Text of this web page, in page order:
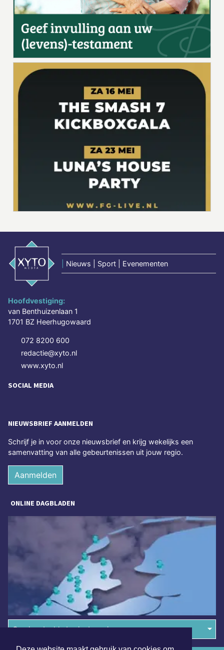
Nieuws | Sport | Evenementen
Hoofdvestiging:
van Benthuizenlaan 1
1701 BZ Heerhugowaard
072 8200 600
redactie@xyto.nl
www.xyto.nl
SOCIAL MEDIA
NIEUWSBRIEF AANMELDEN
Schrijf je in voor onze nieuwsbrief en krijg wekelijks een
samenvatting van alle gebeurtenissen uit jouw regio.
Aanmelden
ONLINE DAGBLADEN
Overige dagbladen in de regio